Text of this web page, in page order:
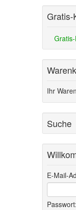
Gratis-
Ihr
Suche
E-Mail-
Passwort: